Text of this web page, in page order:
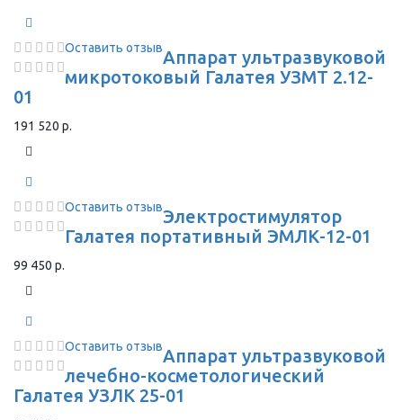
Оставить отзывАппарат ультразвуковой
микротоковый Галатея УЗМТ 2.12-
01
191 520 р.
Оставить отзывЭлектростимулятор
Галатея портативный ЭМЛК-12-01
99 450 р.
Оставить отзывАппарат ультразвуковой
лечебно-косметологический
Галатея УЗЛК 25-01